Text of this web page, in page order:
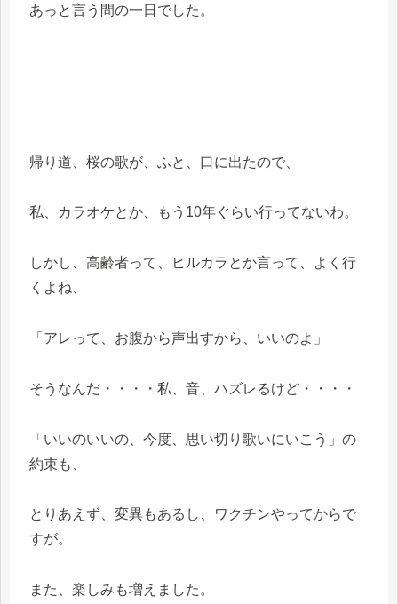
あっと言う間の一日でした。
帰り道、桜の歌が、ふと、口に出たので、
私、カラオケとか、もう10年ぐらい行ってないわ。
しかし、高齢者って、ヒルカラとか言って、よく行
くよね、
「アレって、お腹から声出すから、いいのよ」
そうなんだ・・・・私、音、ハズレるけど・・・・
「いいのいいの、今度、思い切り歌いにいこう」の
約束も、
とりあえず、変異もあるし、ワクチンやってからで
すが。
また、楽しみも増えました。